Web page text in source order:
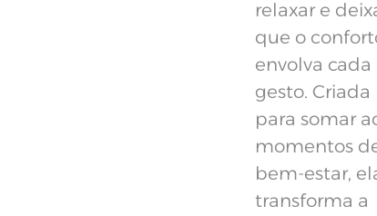
relaxar e
que o
envolva cada
gesto. Criada
para somar
momentos
bem-estar,
transforma a